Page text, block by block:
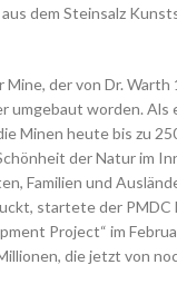
dem Steinsalz
Mine, der von Dr.
umgebaut worden. Als
Minen heute bis zu
der Natur im
Familien und
startete der PMDC
Project“ im
die jetzt von